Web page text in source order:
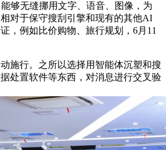
够无缝挪用文字、语音、图像，为
对于保守搜刮引擎和现有的其他AI
，例如比价购物、旅行规划，6月11
行。之所以选择用智能体沉塑和搜
处置软件等东西，对消息进行交叉验